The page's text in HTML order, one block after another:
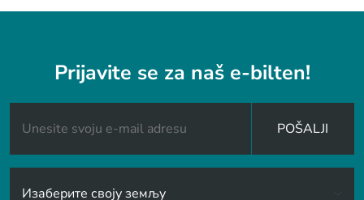
Prijavite se za naš e-bilten!
POŠALJI